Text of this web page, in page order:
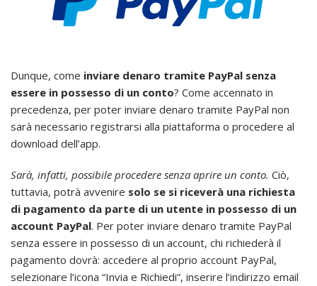
Dunque, come inviare denaro tramite PayPal senza
essere in possesso di un conto? Come accennato in
precedenza, per poter inviare denaro tramite PayPal non
sarà necessario registrarsi alla piattaforma o procedere al
download dell’app.
Sarà, infatti, possibile procedere senza aprire un conto. Ciò,
tuttavia, potrà avvenire solo se si riceverà una richiesta
di pagamento da parte di un utente in possesso di un
account PayPal. Per poter inviare denaro tramite PayPal
senza essere in possesso di un account, chi richiederà il
pagamento dovrà: accedere al proprio account PayPal,
selezionare l’icona “Invia e Richiedi”, inserire l’indirizzo email